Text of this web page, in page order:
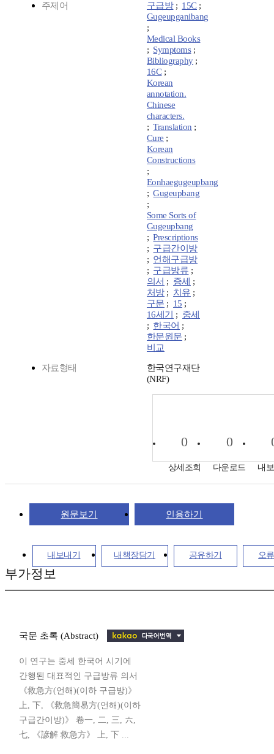
주제어 구급방; 15C ;
Gugeupganibang
;
Medical Books
; Symptoms;
Bibliography ;
16C;
Korean
annotation.
Chinese
characters.
;Translation ;
Cure ;
Korean
Constructions
;
Eonhaegugeupbang
;Gugeupbang
;
Some Sorts of
Gugeupbang
;Prescriptions
; 구급간이방
; 언해구급방
; 구급방류 ;
의서 ; 증세 ;
처방 ; 치유 ;
구문 ; 15 ;
16세기
; 중세
; 한국어 ;
한문원문 ;
비교
자료형태
한국연구재단
(NRF)
0
상세조회
0
다운로드 내
원문보기 인용하기
내보내기 내책장담기 공유하기 오
부가정보
국문 초록 (Abstract)
이 연구는 중세 한국어 시기에
간행된 대표적인 구급방류 의서
《救急方(언해)(이하 구급방)》
上, 下, 《救急簡易方(언해)(이하
구급간이방)》 卷一, 二, 三, 六,
七, 《諺解 救急方》 上, 下 ...